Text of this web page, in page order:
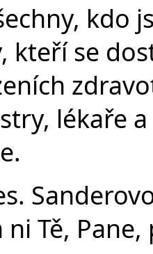
kdo
kteří se
lékaře
ni Tě,